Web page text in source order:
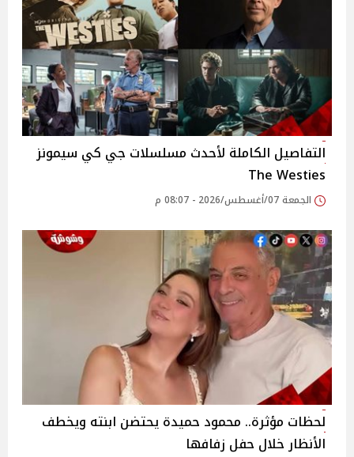
التفاصيل الكاملة لأحدث مسلسلات جي كي سيمونز
The Westies
الجمعة 07/أغسطس/2026 - 08:07 م
لحظات مؤثرة.. محمود حميدة يحتضن ابنته ويخطف
الأنظار خلال حفل زفافها